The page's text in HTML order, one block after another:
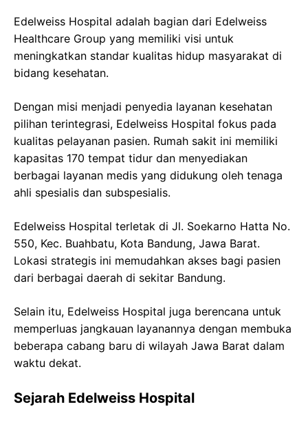
Edelweiss Hospital adalah bagian dari Edelweiss
Healthcare Group yang memiliki visi untuk
meningkatkan standar kualitas hidup masyarakat di
bidang kesehatan.
Dengan misi menjadi penyedia layanan kesehatan
pilihan terintegrasi, Edelweiss Hospital fokus pada
kualitas pelayanan pasien. Rumah sakit ini memiliki
kapasitas 170 tempat tidur dan menyediakan
berbagai layanan medis yang didukung oleh tenaga
ahli spesialis dan subspesialis.
Edelweiss Hospital terletak di Jl. Soekarno Hatta No.
550, Kec. Buahbatu, Kota Bandung, Jawa Barat.
Lokasi strategis ini memudahkan akses bagi pasien
dari berbagai daerah di sekitar Bandung.
Selain itu, Edelweiss Hospital juga berencana untuk
memperluas jangkauan layanannya dengan membuka
beberapa cabang baru di wilayah Jawa Barat dalam
waktu dekat.
Sejarah Edelweiss Hospital